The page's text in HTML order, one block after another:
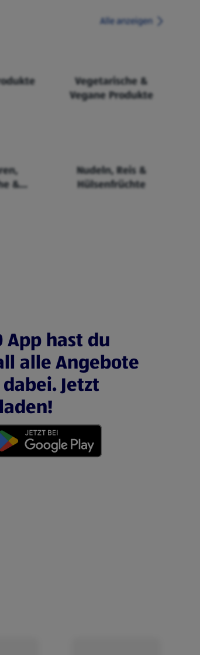
Alle anzeigen
Vegetarische &
Vegane Produkte
&
Nudeln, Reis &
Hülsenfrüchte
App hast du
alle Angebote
Jetzt